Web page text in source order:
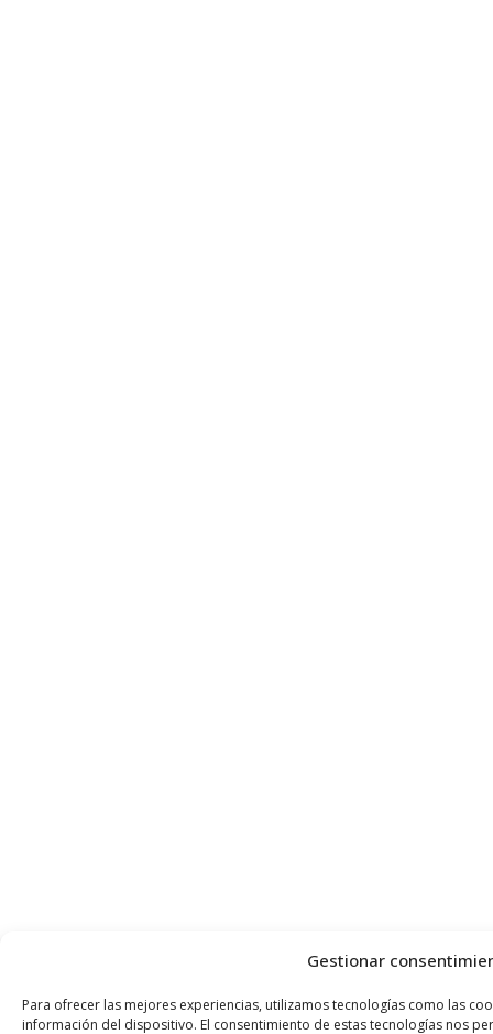
Gestionar
Para ofrecer las mejores experiencias, utilizamos tecnologías como las
información del dispositivo. El consentimiento de estas tecnologías nos